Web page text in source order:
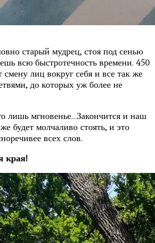
старый мудрец, стоя под сенью
всю быстротечность времени. 450
смену лиц вокруг себя и все так же
до которых уж более не
лишь мгновенье…Закончится и наш
будет молчаливо стоять, и это
всех слов.
края!